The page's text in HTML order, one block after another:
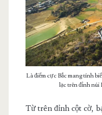
Là điểm cực Bắc mang tính
lạc trên đỉnh núi
Từ trên đỉnh cột cờ,